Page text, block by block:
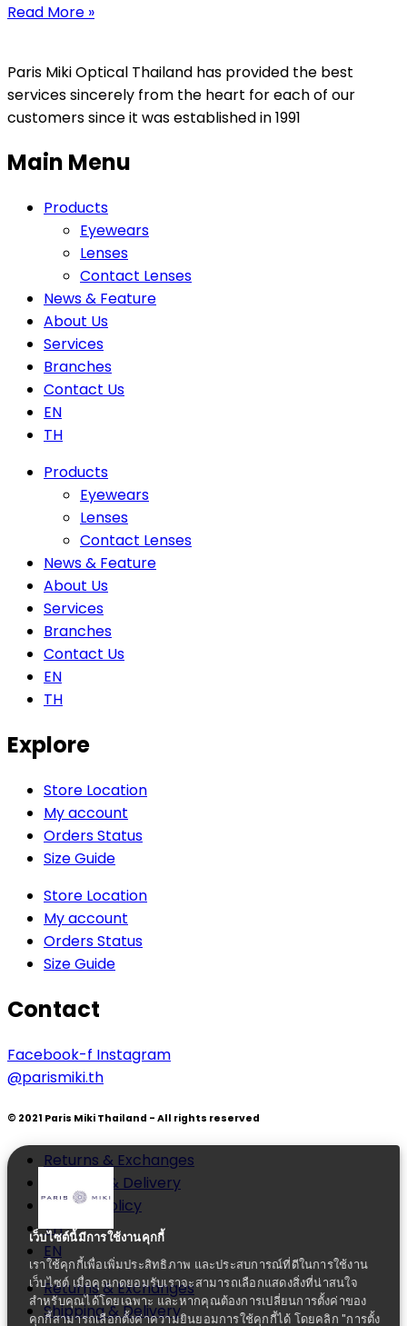
Read More »
Paris Miki Optical Thailand has provided the best
services sincerely from the heart for each of our
customers since it was established in 1991
Main Menu
Products
Eyewears
Lenses
Contact Lenses
News & Feature
About Us
Services
Branches
Contact Us
EN
TH
Products
Eyewears
Lenses
Contact Lenses
News & Feature
About Us
Services
Branches
Contact Us
EN
TH
Explore
Store Location
My account
Orders Status
Size Guide
Store Location
My account
Orders Status
Size Guide
Contact
Facebook-f Instagram
@parismiki.th
© 2021 Paris Miki Thailand - All rights reserved
Returns & Exchanges
Shipping & Delivery
Privacy Policy
TH
EN
Returns & Exchanges
Shipping & Delivery
เว็บไซต์นี้มีการใช้งานคุกกี้
เราใช้คุกกี้เพื่อเพิ่มประสิทธิภาพ และประสบการณ์ที่ดีในการใช้งาน
เว็บไซต์ เมื่อคุณกดยอมรับเราจะสามารถเลือกแสดงสิ่งที่น่าสนใจ
สำหรับคุณได้โดยเฉพาะ และหากคุณต้องการเปลี่ยนการตั้งค่าของ
คุกกี้สามารถเลือกตั้งค่าความยินยอมการใช้คุกกี้ได้ โดยคลิก "การตั้ง